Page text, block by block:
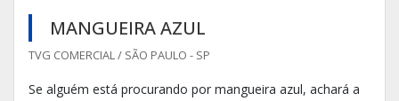
MANGUEIRA AZUL
TVG COMERCIAL / SÃO PAULO - SP
Se alguém está procurando por mangueira azul, achará a